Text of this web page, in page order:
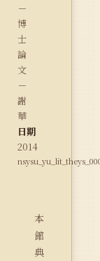
－
博
士
論
文
－
謝
華
日期
2014
本
館
典